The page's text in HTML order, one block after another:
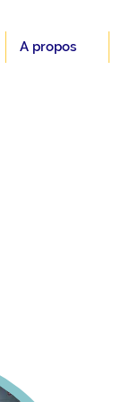
A propos